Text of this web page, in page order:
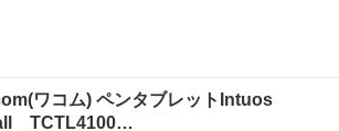
ワコム) ペンタブレットIntuos
TCTL4100…